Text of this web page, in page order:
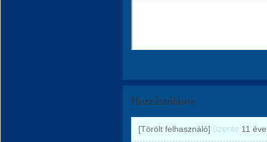
Hozzászólások
[Törölt felhasználó] üzente 11 éve